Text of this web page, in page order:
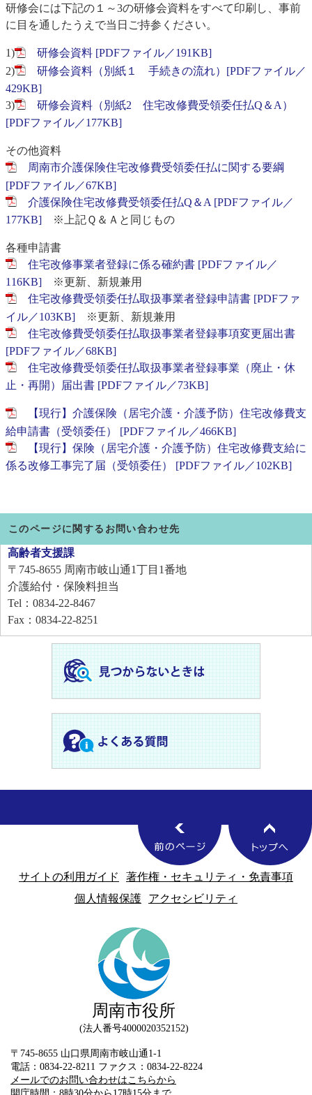
研修会には下記の１～3の研修会資料をすべて印刷し、事前
に目を通したうえで当日ご持参ください。
1)
研修会資料 [PDFファイル／191KB]
2)
研修会資料（別紙１ 手続きの流れ）[PDFファイル／
429KB]
3)
研修会資料（別紙2 住宅改修費受領委任払Q＆A）
[PDFファイル／177KB]
その他資料
周南市介護保険住宅改修費受領委任払に関する要綱
[PDFファイル／67KB]
介護保険住宅改修費受領委任払Q＆A [PDFファイル／
177KB] ※上記Ｑ＆Ａと同じもの
各種申請書
住宅改修事業者登録に係る確約書 [PDFファイル／
116KB] ※更新、新規兼用
住宅改修費受領委任払取扱事業者登録申請書 [PDFファ
イル／103KB] ※更新、新規兼用
住宅改修費受領委任払取扱事業者登録事項変更届出書
[PDFファイル／68KB]
住宅改修費受領委任払取扱事業者登録事業（廃止・休
止・再開）届出書 [PDFファイル／73KB]
【現行】介護保険（居宅介護・介護予防）住宅改修費支
給申請書（受領委任） [PDFファイル／466KB]
【現行】保険（居宅介護・介護予防）住宅改修費支給に
係る改修工事完了届（受領委任） [PDFファイル／102KB]
このページに関するお問い合わせ先
高齢者支援課
〒745-8655 周南市岐山通1丁目1番地
介護給付・保険料担当
Tel：0834-22-8467
Fax：0834-22-8251
サイトの利用ガイド
著作権・セキュリティ・免責事項
個人情報保護
アクセシビリティ
周南市役所
法人番号4000020352152
〒745-8655 山口県周南市岐山通1-1
電話：0834-22-8211 ファクス：0834-22-8224
メールでのお問い合わせはこちらから